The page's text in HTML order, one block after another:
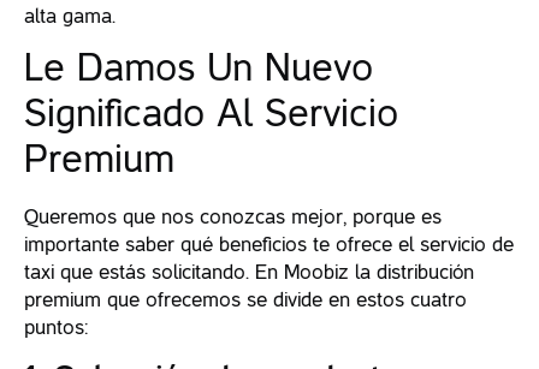
alta gama.
Le Damos Un Nuevo
Significado Al Servicio
Premium
Queremos que nos conozcas mejor, porque es
importante saber qué beneficios te ofrece el servicio de
taxi que estás solicitando. En Moobiz la distribución
premium que ofrecemos se divide en estos cuatro
puntos: